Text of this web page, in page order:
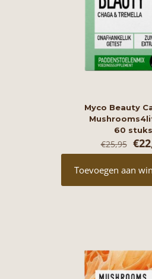
Myco Beauty
60 stuks
€25,95 €
Toevoegen aan